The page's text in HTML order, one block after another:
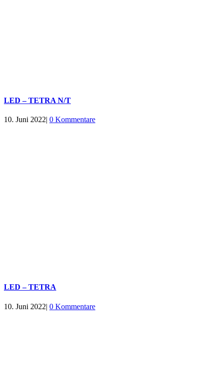
LED – TETRA N/T
10. Juni 2022| 0 Kommentare
LED – TETRA
10. Juni 2022| 0 Kommentare